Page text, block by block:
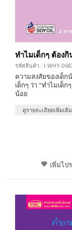
ทำไมเด็กๆ ต้องกิ
รหัสสินค้า : I-WHY-
ความสงสัยของเด็
เด็กๆ ว่า "ทำไมเด็
น้อย
ดูรายละเอียดเพิ่มเติม
เพิ่มไป